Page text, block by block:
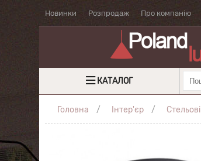
Новинки Розпродаж Про компанію
КАТАЛОГ
Головна Інтер'єр Стельові